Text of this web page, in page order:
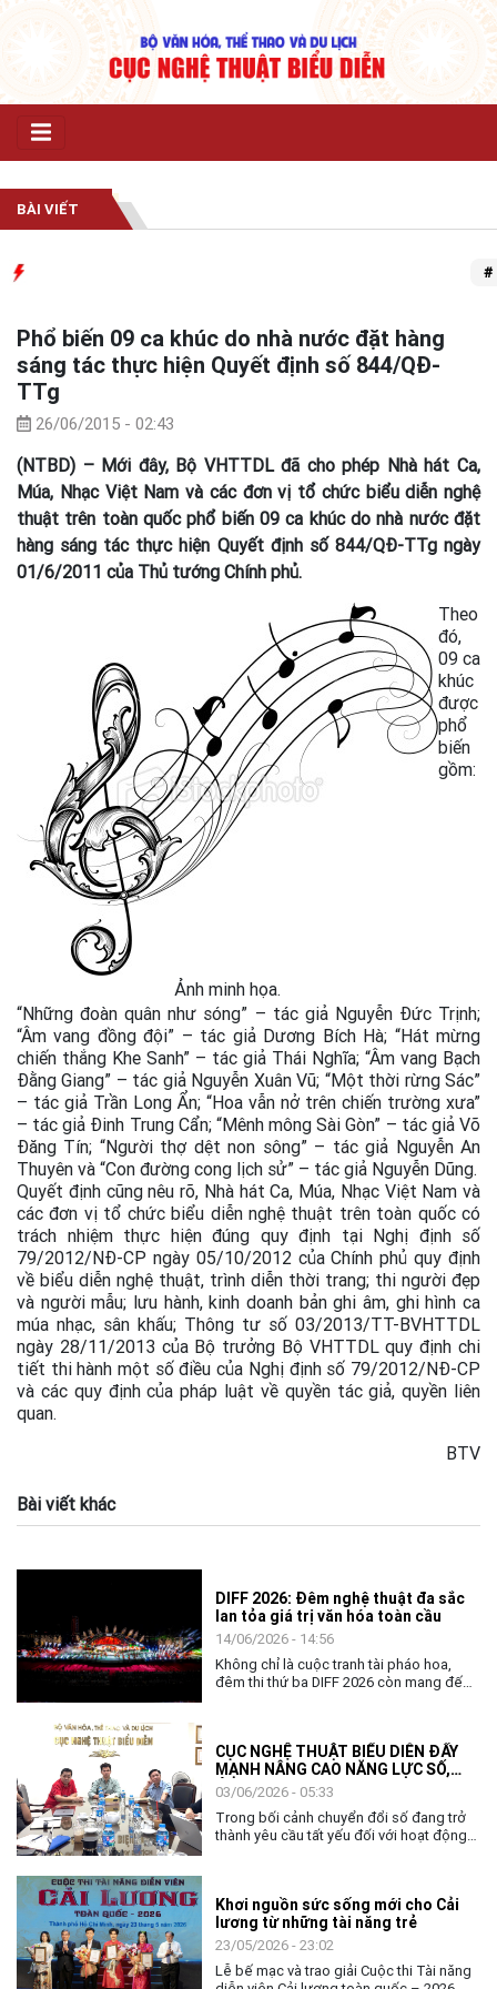
BÀI VIẾT
#
Phổ biến 09 ca khúc do nhà nước đặt hàng
sáng tác thực hiện Quyết định số 844/QĐ-
TTg
26/06/2015 - 02:43
(NTBD) – Mới đây, Bộ VHTTDL đã cho phép Nhà hát Ca,
Múa, Nhạc Việt Nam và các đơn vị tổ chức biểu diễn nghệ
thuật trên toàn quốc phổ biến 09 ca khúc do nhà nước đặt
hàng sáng tác thực hiện Quyết định số 844/QĐ-TTg ngày
01/6/2011 của Thủ tướng Chính phủ.
Ảnh minh họa.
Theo
đó,
09 ca
khúc
được
phổ
biến
gồm:
“Những đoàn quân như sóng” – tác giả Nguyễn Đức Trịnh;
“Âm vang đồng đội” – tác giả Dương Bích Hà; “Hát mừng
chiến thắng Khe Sanh” – tác giả Thái Nghĩa; “Âm vang Bạch
Đằng Giang” – tác giả Nguyễn Xuân Vũ; “Một thời rừng Sác”
– tác giả Trần Long Ẩn; “Hoa vẫn nở trên chiến trường xưa”
– tác giả Đinh Trung Cẩn; “Mênh mông Sài Gòn” – tác giả Võ
Đăng Tín; “Người thợ dệt non sông” – tác giả Nguyễn An
Thuyên và “Con đường cong lịch sử” – tác giả Nguyễn Dũng.
Quyết định cũng nêu rõ, Nhà hát Ca, Múa, Nhạc Việt Nam và
các đơn vị tổ chức biểu diễn nghệ thuật trên toàn quốc có
trách nhiệm thực hiện đúng quy định tại Nghị định số
79/2012/NĐ-CP ngày 05/10/2012 của Chính phủ quy định
về biểu diễn nghệ thuật, trình diễn thời trang; thi người đẹp
và người mẫu; lưu hành, kinh doanh bản ghi âm, ghi hình ca
múa nhạc, sân khấu; Thông tư số 03/2013/TT-BVHTTDL
ngày 28/11/2013 của Bộ trưởng Bộ VHTTDL quy định chi
tiết thi hành một số điều của Nghị định số 79/2012/NĐ-CP
và các quy định của pháp luật về quyền tác giả, quyền liên
quan.
BTV
Bài viết khác
DIFF 2026: Đêm nghệ thuật đa sắc
lan tỏa giá trị văn hóa toàn cầu
14/06/2026 - 14:56
Không chỉ là cuộc tranh tài pháo hoa,
đêm thi thứ ba DIFF 2026 còn mang đến
CỤC NGHỆ THUẬT BIỂU DIỄN ĐẨY
MẠNH NÂNG CAO NĂNG LỰC SỐ,
ỨNG DỤNG AI TRONG THỰC THI
CÔNG VỤ
03/06/2026 - 05:33
Trong bối cảnh chuyển đổi số đang trở
thành yêu cầu tất yếu đối với hoạt động
càng có ý nghĩa quan trọng. Với tinh thần
chủ động thích ứng và đổi mới, ngày
02/6, Cục Nghệ thuật biểu diễn đã tổ
chức chương trình tập huấn, bồi dưỡng
về chuyển đổi số và ứng dụng AI cho
Khơi nguồn sức sống mới cho Cải
lương từ những tài năng trẻ
23/05/2026 - 23:02
Lễ bế mạc và trao giải Cuộc thi Tài năng